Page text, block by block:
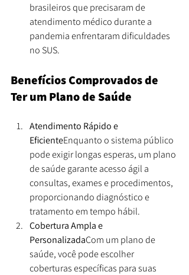
brasileiros que precisaram de
atendimento médico durante a
pandemia enfrentaram dificuldades
no SUS.
Benefícios Comprovados de
Ter um Plano de Saúde
Atendimento Rápido e
EficienteEnquanto o sistema público
pode exigir longas esperas, um plano
de saúde garante acesso ágil a
consultas, exames e procedimentos,
proporcionando diagnóstico e
tratamento em tempo hábil.
Cobertura Ampla e
PersonalizadaCom um plano de
saúde, você pode escolher
coberturas específicas para suas